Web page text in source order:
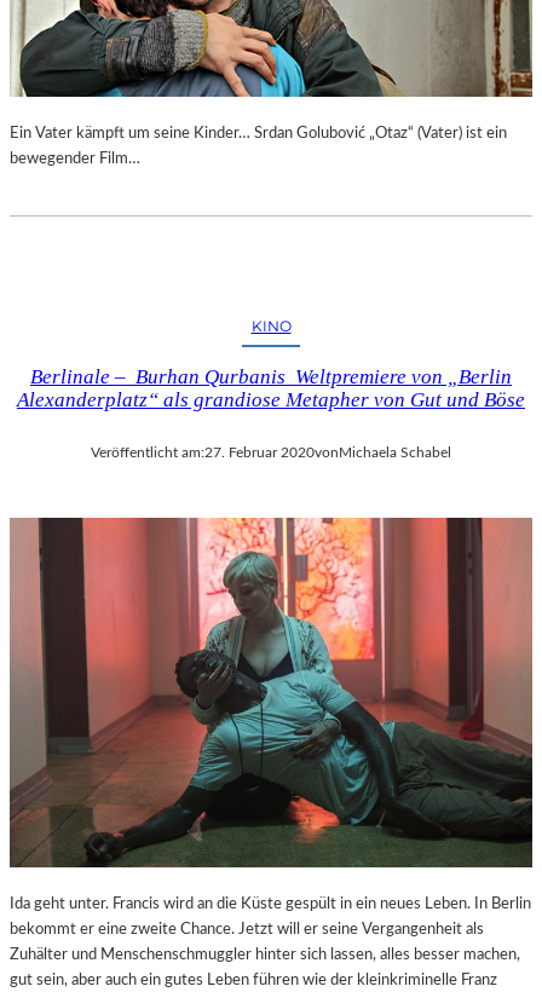
Ein Vater kämpft um seine Kinder… Srdan Golubović „Otaz“ (Vater) ist ein
bewegender Film…
KINO
Berlinale – Burhan Qurbanis Weltpremiere von „Berlin
Alexanderplatz“ als grandiose Metapher von Gut und Böse
Veröffentlicht am:27. Februar 2020vonMichaela Schabel
Ida geht unter. Francis wird an die Küste gespült in ein neues Leben. In Berlin
bekommt er eine zweite Chance. Jetzt will er seine Vergangenheit als
Zuhälter und Menschenschmuggler hinter sich lassen, alles besser machen,
gut sein, aber auch ein gutes Leben führen wie der kleinkriminelle Franz